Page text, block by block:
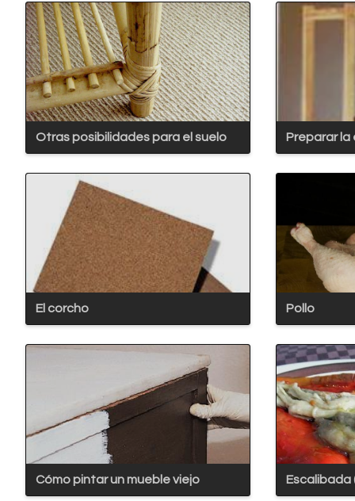
Otras posibilidades para el suelo Preparar
El corcho Pollo
Cómo pintar un mueble viejo Escalibada